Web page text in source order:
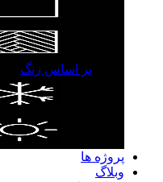
بر اساس رنگ
پروژه ها
وبلاگ